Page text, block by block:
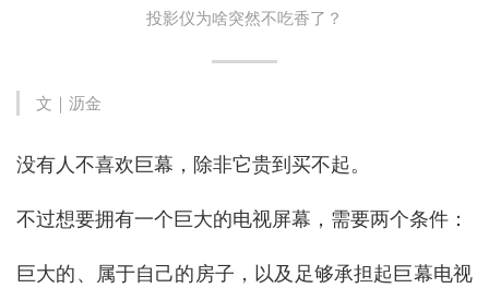
投影仪为啥突然不吃香了？
文｜ 沥金
没有人不喜欢巨幕，除非它贵到买不起。
不过想要拥有一个巨大的电视屏幕，需要两个条件：
巨大的、属于自己的房子，以及足够承担起巨幕电视